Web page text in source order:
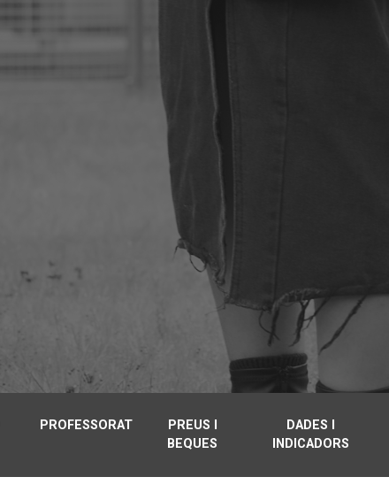
PROFESSORAT
PREUS I
BEQUES
DADES I
INDICADORS